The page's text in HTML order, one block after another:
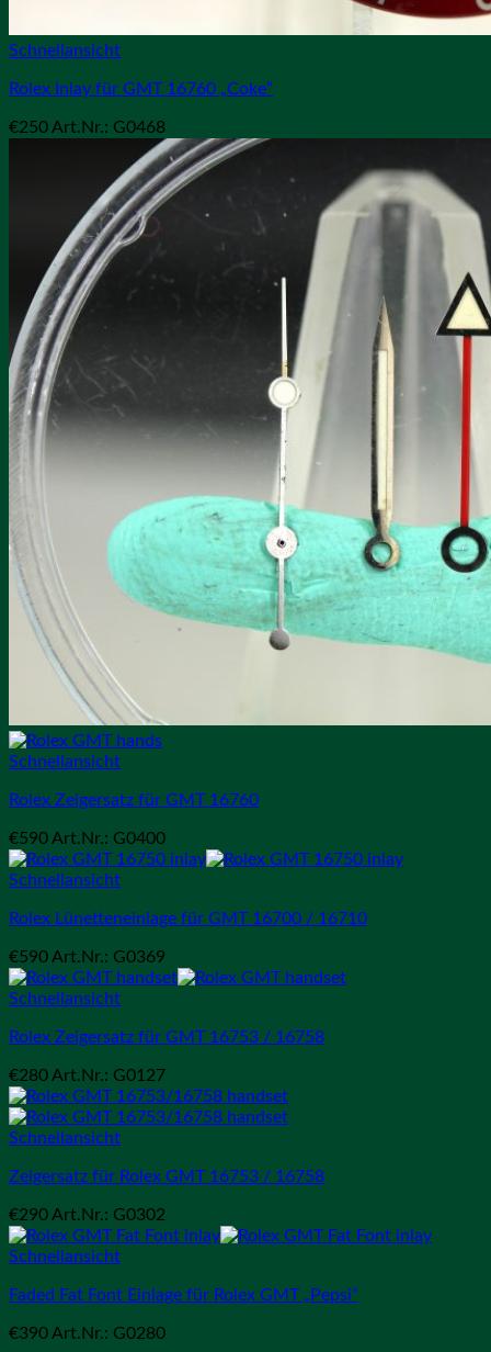
Schnellansicht
Rolex Inlay für GMT 16760 „Coke“
€250 Art.Nr.: G0468
Schnellansicht
Rolex Zeigersatz für GMT 16760
€590 Art.Nr.: G0400
Schnellansicht
Rolex Lünetteneinlage für GMT 16700 / 16710
€590 Art.Nr.: G0369
Schnellansicht
Rolex Zeigersatz für GMT 16753 / 16758
€280 Art.Nr.: G0127
Schnellansicht
Zeigersatz für Rolex GMT 16753 / 16758
€290 Art.Nr.: G0302
Schnellansicht
Faded Fat Font Einlage für Rolex GMT „Pepsi“
€390 Art.Nr.: G0280